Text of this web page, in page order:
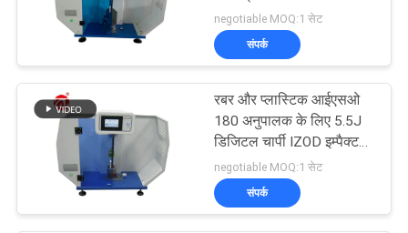
एक
उद्धरण
की
विनती
यूनिवर्सल परीक्षण मशीन
32
negotiable MOQ:1 सेट
संपर्क
रबर और प्लास्टिक आईएसओ
180 अनुपालक के लिए 5.5J
डिजिटल चार्पी IZOD इम्पैक्ट
टेस्टर
negotiable MOQ:1 सेट
संपर्क